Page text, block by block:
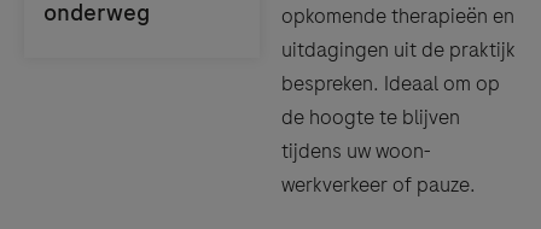
opkomende therapieën en
uitdagingen uit de praktijk
bespreken. Ideaal om op
de hoogte te blijven
tijdens uw woon-
werkverkeer of pauze.